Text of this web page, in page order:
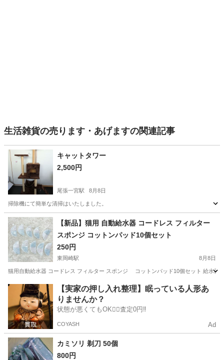
生活雑貨の売ります・あげますの関連記事
キャットタワー
2,500円
尾張一宮駅 8月8日
掃除機にて簡単な清掃はいたしました。
愛知 一宮市 尾張一宮駅 生活雑貨 キャットタワー
【新品】猫用 自動給水器 コードレス フィルター
スポンジ コットンパッド10個セット
250円
東岡崎駅 8月8日
猫用自動給水器 コードレス フィルター スポンジ コットンパッド10個セット 給水器
愛知 岡崎市 東岡崎駅 その他 パッド
【実家の押し入れ整理】眠っている人形あ
りませんか？
状態が悪くてもOK🙆‍♀️査定0円‼️
COYASH Ad
カミソリ 剃刀 50個
800円